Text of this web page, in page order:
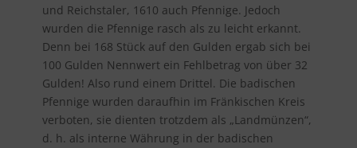
und Reichstaler, 1610 auch Pfennige. Jedoch
wurden die Pfennige rasch als zu leicht erkannt.
Denn bei 168 Stück auf den Gulden ergab sich bei
100 Gulden Nennwert ein Fehlbetrag von über 32
Gulden! Also rund einem Drittel. Die badischen
Pfennige wurden daraufhin im Fränkischen Kreis
verboten, sie dienten trotzdem als „Landmünzen“,
d. h. als interne Währung in der badischen